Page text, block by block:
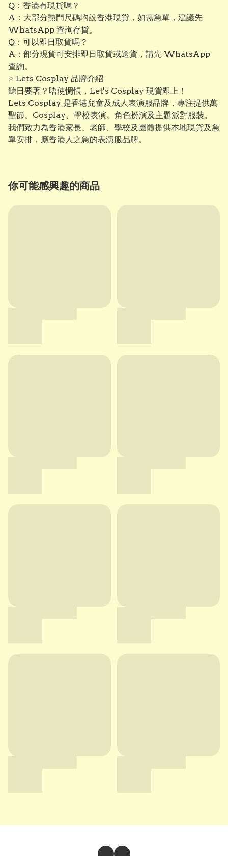
Q：香港有現貨嗎？
A：大部分熱門尺碼均設香港現貨，如需急單，建議先
WhatsApp 查詢存貨。
Q：可以即日取貨嗎？
A：部分現貨可安排即日取貨或送貨，請先 WhatsApp
查詢。
⭐ Lets Cosplay 品牌介紹
聽日要著？唔使惆悵，Let's Cosplay 現貨即上！
Lets Cosplay 是香港兒童及成人表演服品牌，專注提供萬
聖節、Cosplay、學校表演、角色扮演及主題派對服裝。
我們致力為香港家長、老師、學校及團體提供本地現貨及急
單安排，應香港人之急的表演服品牌。
你可能感興趣的商品